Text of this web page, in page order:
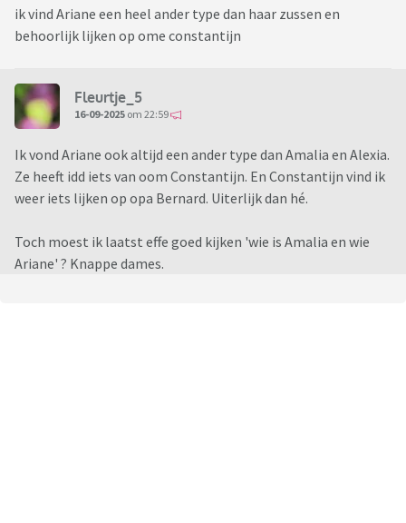
ik vind Ariane een heel ander type dan haar zussen en
behoorlijk lijken op ome constantijn
Fleurtje_5
16-09-2025 om 22:59
Ik vond Ariane ook altijd een ander type dan Amalia en Alexia.
Ze heeft idd iets van oom Constantijn. En Constantijn vind ik
weer iets lijken op opa Bernard. Uiterlijk dan hé.
Toch moest ik laatst effe goed kijken 'wie is Amalia en wie
Ariane' ? Knappe dames.